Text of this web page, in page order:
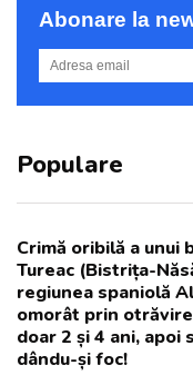
Abonare la
Populare
Crimă oribilă a unui
Tureac (Bistrița-
regiunea spaniolă
omorât prin
doar 2 și 4 ani, apoi
dându-și foc!